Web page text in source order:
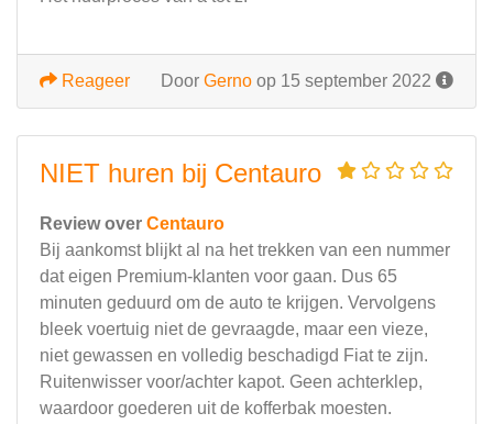
Door Gerno op 15 september 2022
Reageer
NIET huren bij Centauro
Review over Centauro
Bij aankomst blijkt al na het trekken van een nummer
dat eigen Premium-klanten voor gaan. Dus 65
minuten geduurd om de auto te krijgen. Vervolgens
bleek voertuig niet de gevraagde, maar een vieze,
niet gewassen en volledig beschadigd Fiat te zijn.
Ruitenwisser voor/achter kapot. Geen achterklep,
waardoor goederen uit de kofferbak moesten.